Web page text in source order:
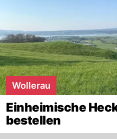
Wollerau
Einheimische
bestellen